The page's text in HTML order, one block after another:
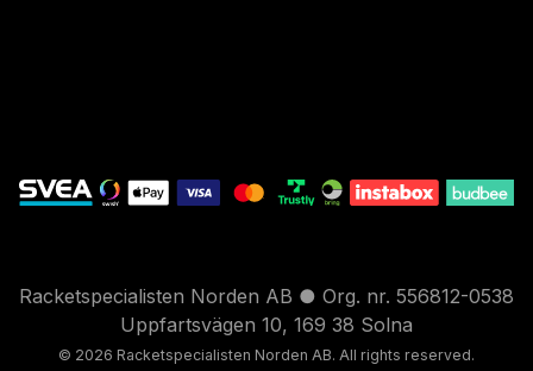
Racketspecialisten Norden AB ● Org. nr. 556812-0538
Uppfartsvägen 10, 169 38 Solna
© 2026 Racketspecialisten Norden AB. All rights reserved.